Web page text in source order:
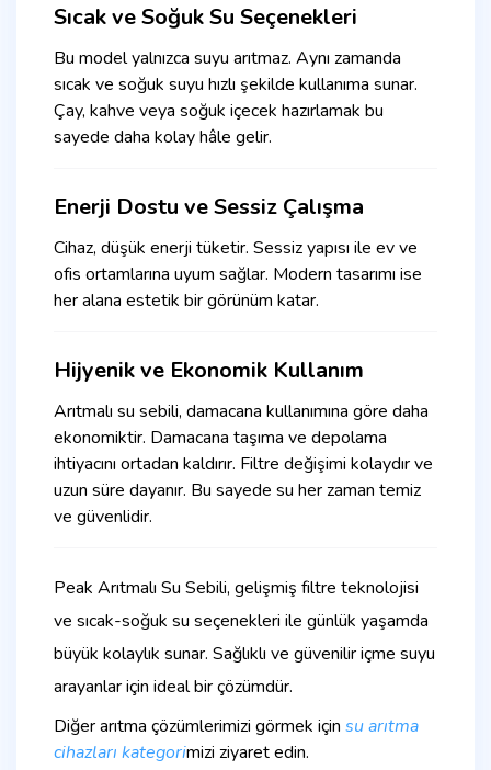
Sıcak ve Soğuk Su Seçenekleri
Bu model yalnızca suyu arıtmaz. Aynı zamanda
sıcak ve soğuk suyu hızlı şekilde kullanıma sunar.
Çay, kahve veya soğuk içecek hazırlamak bu
sayede daha kolay hâle gelir.
Enerji Dostu ve Sessiz Çalışma
Cihaz, düşük enerji tüketir. Sessiz yapısı ile ev ve
ofis ortamlarına uyum sağlar. Modern tasarımı ise
her alana estetik bir görünüm katar.
Hijyenik ve Ekonomik Kullanım
Arıtmalı su sebili, damacana kullanımına göre daha
ekonomiktir. Damacana taşıma ve depolama
ihtiyacını ortadan kaldırır. Filtre değişimi kolaydır ve
uzun süre dayanır. Bu sayede su her zaman temiz
ve güvenlidir.
Peak Arıtmalı Su Sebili, gelişmiş filtre teknolojisi
ve sıcak-soğuk su seçenekleri ile günlük yaşamda
büyük kolaylık sunar. Sağlıklı ve güvenilir içme suyu
arayanlar için ideal bir çözümdür.
Diğer arıtma çözümlerimizi görmek için su arıtma
cihazları kategorimizi ziyaret edin.